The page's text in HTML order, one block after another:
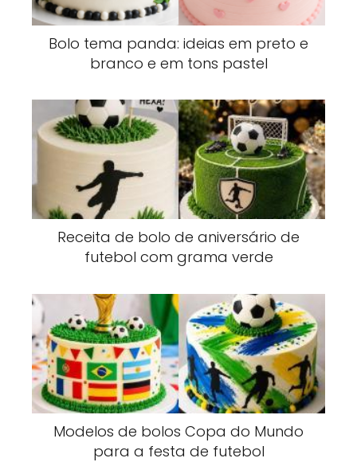
Bolo tema panda: ideias em preto e
branco e em tons pastel
Receita de bolo de aniversário de
futebol com grama verde
Modelos de bolos Copa do Mundo
para a festa de futebol